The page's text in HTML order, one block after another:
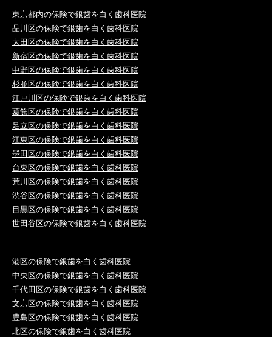
東京都内の保険で銀歯を白く歯科医院
品川区の保険で銀歯を白く歯科医院
大田区の保険で銀歯を白く歯科医院
新宿区の保険で銀歯を白く歯科医院
中野区の保険で銀歯を白く歯科医院
杉並区の保険で銀歯を白く歯科医院
江戸川区の保険で銀歯を白く歯科医院
葛飾区の保険で銀歯を白く歯科医院
足立区の保険で銀歯を白く歯科医院
江東区の保険で銀歯を白く歯科医院
墨田区の保険で銀歯を白く歯科医院
台東区の保険で銀歯を白く歯科医院
荒川区の保険で銀歯を白く歯科医院
渋谷区の保険で銀歯を白く歯科医院
目黒区の保険で銀歯を白く歯科医院
世田谷区の保険で銀歯を白く歯科医院
港区の保険で銀歯を白く歯科医院
中央区の保険で銀歯を白く歯科医院
千代田区の保険で銀歯を白く歯科医院
文京区の保険で銀歯を白く歯科医院
豊島区の保険で銀歯を白く歯科医院
北区の保険で銀歯を白く歯科医院